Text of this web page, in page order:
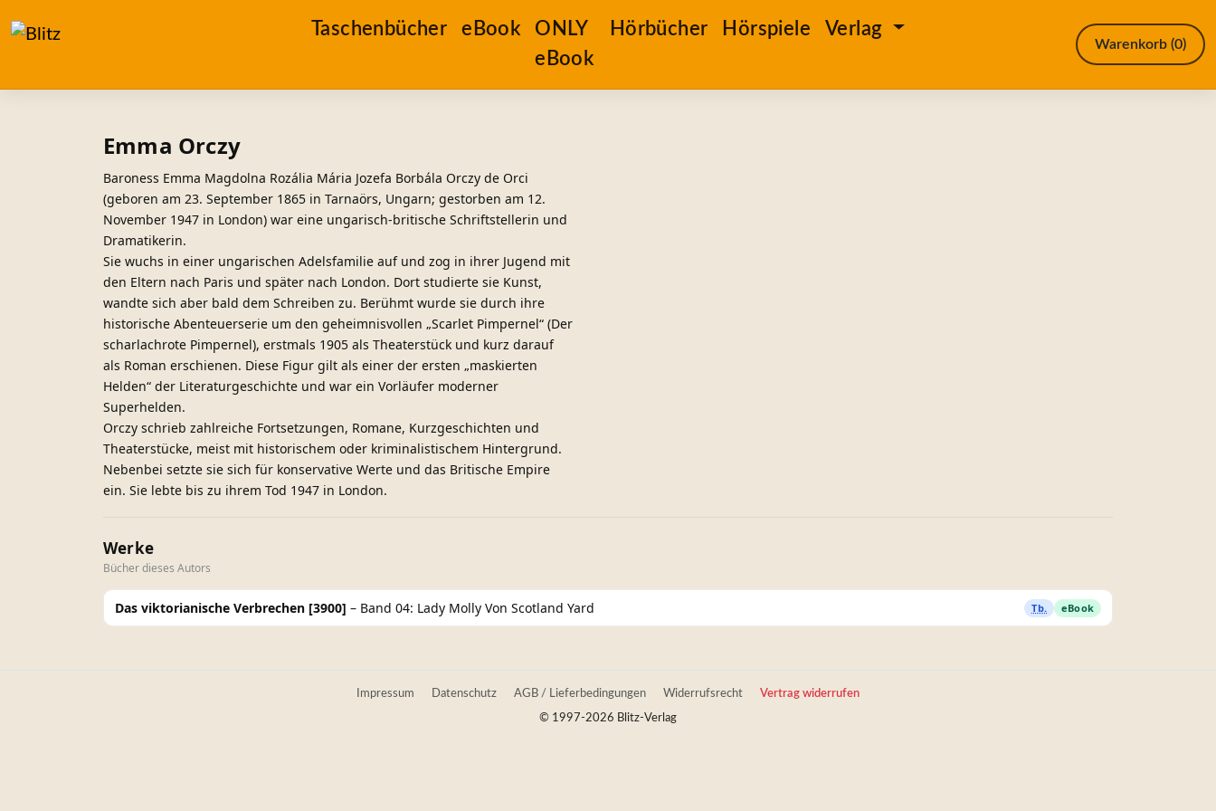
Taschenbücher eBook
ONLY
eBook
Hörbücher Hörspiele Verlag
Warenkorb (0)
Emma Orczy
Baroness Emma Magdolna Rozália Mária Jozefa Borbála Orczy de Orci
(geboren am 23. September 1865 in Tarnaörs, Ungarn; gestorben am 12.
November 1947 in London) war eine ungarisch-britische Schriftstellerin und
Dramatikerin.
Sie wuchs in einer ungarischen Adelsfamilie auf und zog in ihrer Jugend mit
den Eltern nach Paris und später nach London. Dort studierte sie Kunst,
wandte sich aber bald dem Schreiben zu. Berühmt wurde sie durch ihre
historische Abenteuerserie um den geheimnisvollen „Scarlet Pimpernel“ (Der
scharlachrote Pimpernel), erstmals 1905 als Theaterstück und kurz darauf
als Roman erschienen. Diese Figur gilt als einer der ersten „maskierten
Helden“ der Literaturgeschichte und war ein Vorläufer moderner
Superhelden.
Orczy schrieb zahlreiche Fortsetzungen, Romane, Kurzgeschichten und
Theaterstücke, meist mit historischem oder kriminalistischem Hintergrund.
Nebenbei setzte sie sich für konservative Werte und das Britische Empire
ein. Sie lebte bis zu ihrem Tod 1947 in London.
Werke
Bücher dieses Autors
Das viktorianische Verbrechen [3900] – Band 04: Lady Molly Von Scotland Yard Tb. eBook
Impressum Datenschutz AGB / Lieferbedingungen Widerrufsrecht
Vertrag widerrufen
© 1997-2026 Blitz-Verlag